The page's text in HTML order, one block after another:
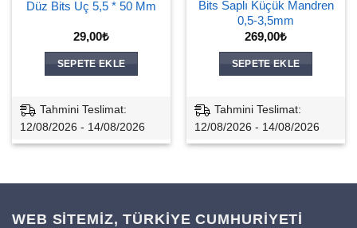
Düz Bits Uç 5,5 * 50 Mm
29,00₺
SEPETE EKLE
Tahmini Teslimat:
12/08/2026 - 14/08/2026
Bits Saplı Küçük Mandren
0,5-3,5mm
269,00₺
SEPETE EKLE
Tahmini Teslimat:
12/08/2026 - 14/08/2026
WEB SİTEMİZ, TÜRKİYE CUMHURİYETİ